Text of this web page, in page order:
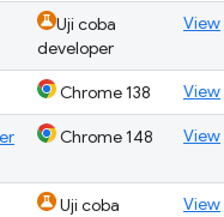
Uji coba
developer
View
Chrome 138 View
Chrome 148 View
Uji coba
View